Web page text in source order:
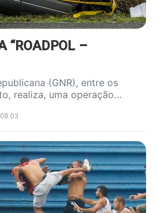
“ROADPOL –
(GNR), entre os
realiza, uma operação…
wp-
09/foot-